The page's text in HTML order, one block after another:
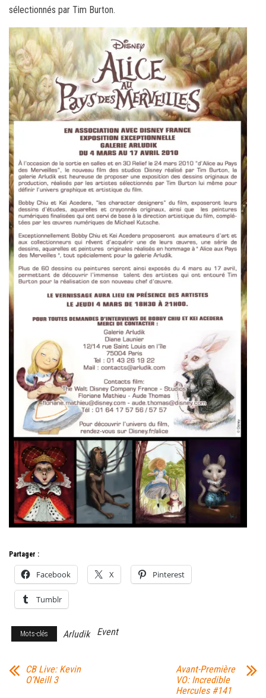
sélectionnés par Tim Burton.
Partager :
Facebook X Pinterest
Tumblr
Mots-clés Arludik Event
CB Live: Kevin
O’Neill 3
Avant-Première
VO: Incredible
Hercules #141